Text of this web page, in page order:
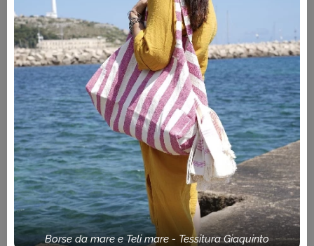
Borse da mare e Teli mare - Tessitura Giaquinto